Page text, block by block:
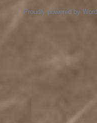
Proudly powered by